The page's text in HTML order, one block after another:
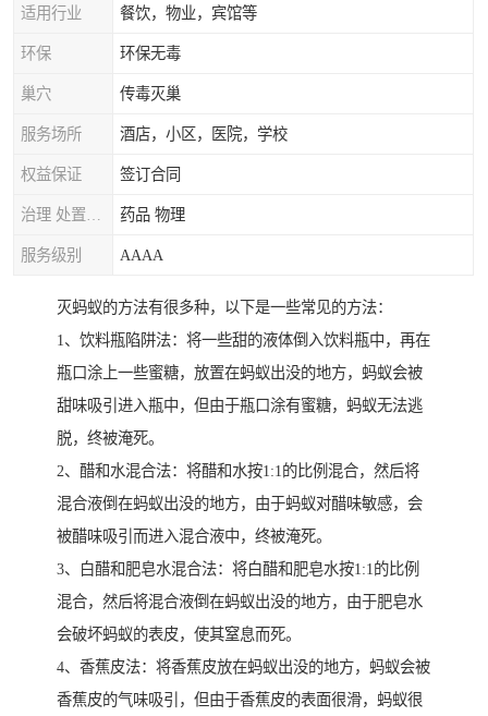
适用行业 餐饮，物业，宾馆等
环保 环保无毒
巢穴 传毒灭巢
服务场所 酒店，小区，医院，学校
权益保证 签订合同
药品 物理
服务级别 AAAA
灭蚂蚁的方法有很多种，以下是一些常见的方法：
1、饮料瓶陷阱法：将一些甜的液体倒入饮料瓶中，再在
瓶口涂上一些蜜糖，放置在蚂蚁出没的地方，蚂蚁会被
甜味吸引进入瓶中，但由于瓶口涂有蜜糖，蚂蚁无法逃
脱，终被淹死。
2、醋和水混合法：将醋和水按1:1的比例混合，然后将
混合液倒在蚂蚁出没的地方，由于蚂蚁对醋味敏感，会
被醋味吸引而进入混合液中，终被淹死。
3、白醋和肥皂水混合法：将白醋和肥皂水按1:1的比例
混合，然后将混合液倒在蚂蚁出没的地方，由于肥皂水
会破坏蚂蚁的表皮，使其窒息而死。
4、香蕉皮法：将香蕉皮放在蚂蚁出没的地方，蚂蚁会被
香蕉皮的气味吸引，但由于香蕉皮的表面很滑，蚂蚁很